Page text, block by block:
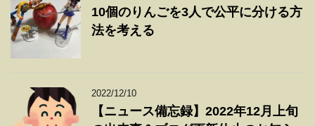
10個のりんごを3人で公平に分ける方
法を考える
2022/12/10
【ニュース備忘録】2022年12月上旬